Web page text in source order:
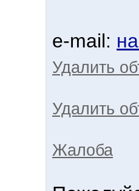
e-mail:
Удалить
Удалить
Жалоба